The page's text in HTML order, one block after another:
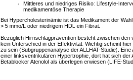
Mittleres und niedriges Risiko: Lifestyle-
medikamentöse Therapie
Bei Hypercholesterinämie ist das Medikament der
> 5 mmo/L oder niedrigem HDL ein Fibrat.
Bezüglich Hirnschlagprävention besteht zwischen den
kein Unterschied in der Effektivität. Wichtig scheint
zu sein (Subgruppenanalyse der ALLHAT-Studie). Eine
einer linksventrikulären Hypertrophie, dort hat sich der
Betablocker Atenolol als überlegen erwiesen (LIFE-